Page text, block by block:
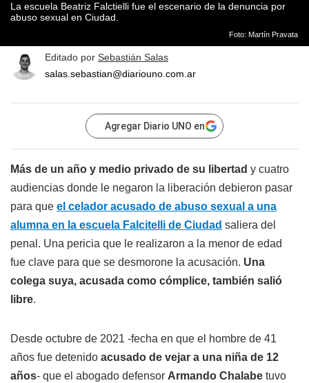
La escuela Beatriz Falctielli fue el escenario de la denuncia por
abuso sexual en Ciudad.
Foto: Martín Pravata
Editado por Sebastián Salas
salas.sebastian@diariouno.com.ar
Agregar Diario UNO en
Más de un año y medio privado de su libertad y cuatro
audiencias donde le negaron la liberación debieron pasar
para que el celador acusado de abuso sexual a una
alumna en la escuela Falcitelli de Ciudad saliera del
penal. Una pericia que le realizaron a la menor de edad
fue clave para que se desmorone la acusación. Una
colega suya, acusada como cómplice, también salió
libre.
Desde octubre de 2021 -fecha en que el hombre de 41
años fue detenido acusado de vejar a una niña de 12
años- que el abogado defensor Armando Chalabe tuvo